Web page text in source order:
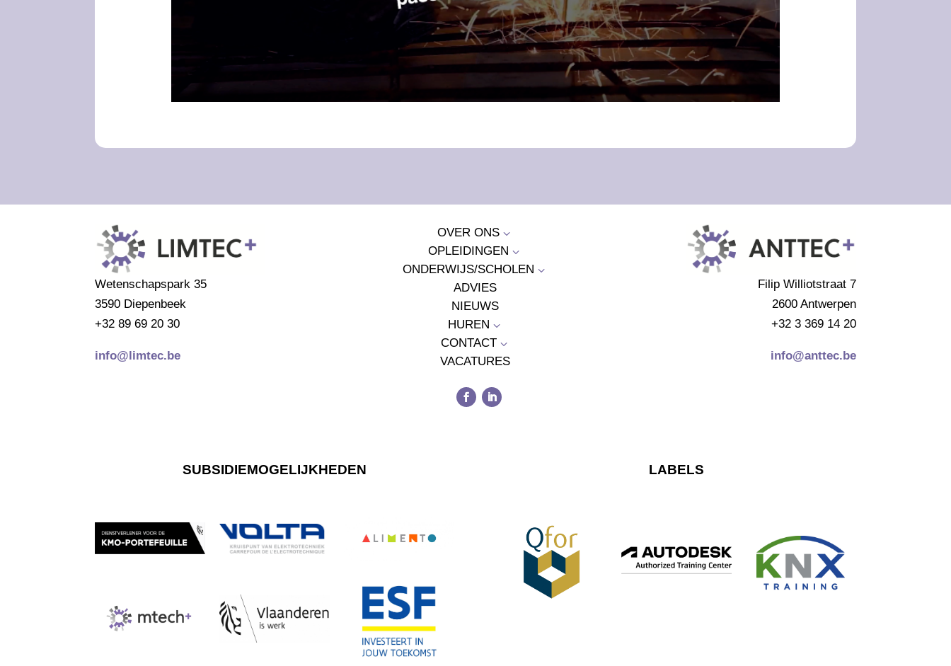
Wetenschapspark 35
3590 Diepenbeek
+32 89 69 20 30
info@limtec.be
OVER ONS 3
OPLEIDINGEN 3
ONDERWIJS/SCHOLEN 3
ADVIES
NIEUWS
HUREN 3
CONTACT3
VACATURES
Filip Williotstraat 7
2600 Antwerpen
+32 3 369 14 20
info@anttec.be
SUBSIDIEMOGELIJKHEDEN LABELS